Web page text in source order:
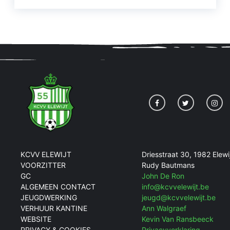
KCVV ELEWIJT
Driesstraat 30, 1982
VOORZITTER
Rudy Bautmans
GC
John De Ron
ALGEMEEN CONTACT
info@kcvvelewijt.be
JEUGDWERKING
jeugd@kcvvelewijt.be
VERHUUR KANTINE
Ann Walgraef
WEBSITE
Kevin Van Ransbeeck